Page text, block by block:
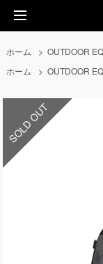
ホーム >OUTDOOR
ホーム
>OUTDOOR
SOLD OUT